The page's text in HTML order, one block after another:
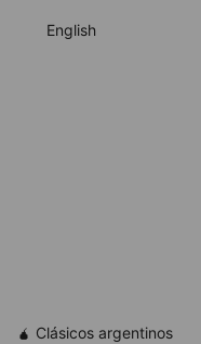
English
🧉 Clásicos argentinos